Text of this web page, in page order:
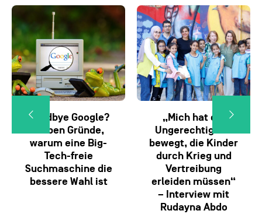
Goodbye Google?
Sieben Gründe,
warum eine Big-
Tech-freie
Suchmaschine die
bessere Wahl ist
„Mich hat die
Ungerechtigkeit
bewegt, die Kinder
durch Krieg und
Vertreibung
erleiden müssen“
– Interview mit
Rudayna Abdo